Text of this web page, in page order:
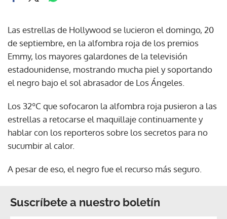
Las estrellas de Hollywood se lucieron el domingo, 20
de septiembre, en la alfombra roja de los premios
Emmy, los mayores galardones de la televisión
estadounidense, mostrando mucha piel y soportando
el negro bajo el sol abrasador de Los Ángeles.
Los 32ºC que sofocaron la alfombra roja pusieron a las
estrellas a retocarse el maquillaje continuamente y
hablar con los reporteros sobre los secretos para no
sucumbir al calor.
A pesar de eso, el negro fue el recurso más seguro.
Suscríbete a nuestro boletín